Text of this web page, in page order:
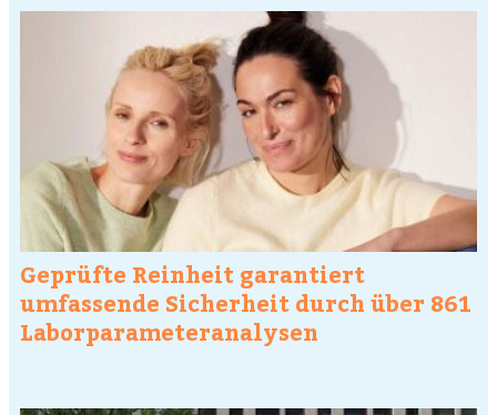
Geprüfte Reinheit garantiert
umfassende Sicherheit durch über 861
Laborparameteranalysen